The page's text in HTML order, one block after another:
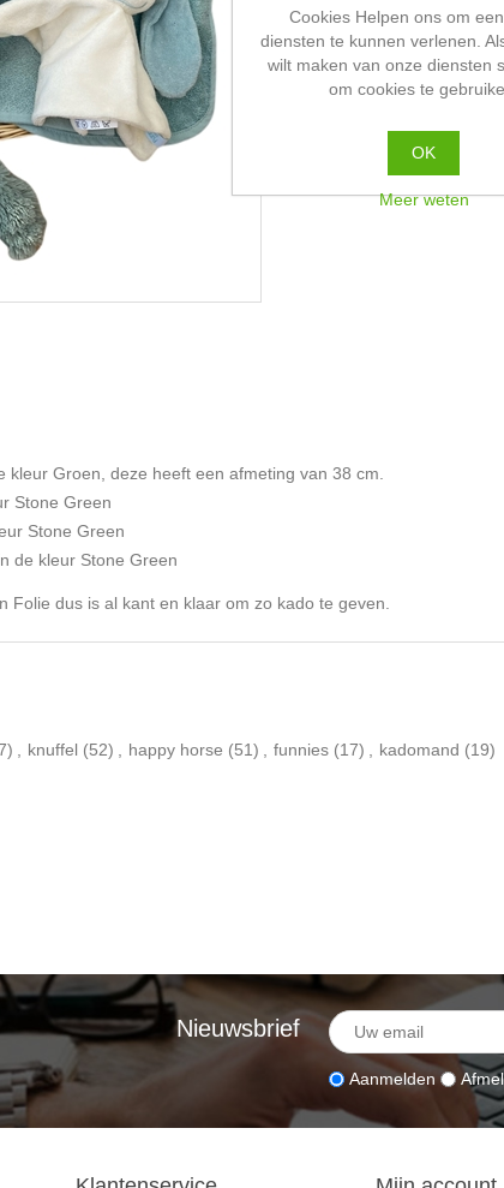
kleur Groen, deze heeft een afmeting van 38 cm.
Stone Green
Stone Green
de kleur Stone Green
Folie dus is al kant en klaar om zo kado te geven.
knuffel (52) happy horse (51) funnies (17) kadomand (19)
Nieuwsbrief
Aanmelden
Cookies Helpen ons om
diensten te kunnen verlenen.
wilt maken van onze diensten
om cookies te
OK
Meer weten